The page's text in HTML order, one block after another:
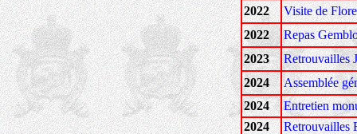
2022
Visite de
2022
Repas
2023
Retrouvailles
2024
Assemblée
2024
Entretien
2024
Retrouvailles